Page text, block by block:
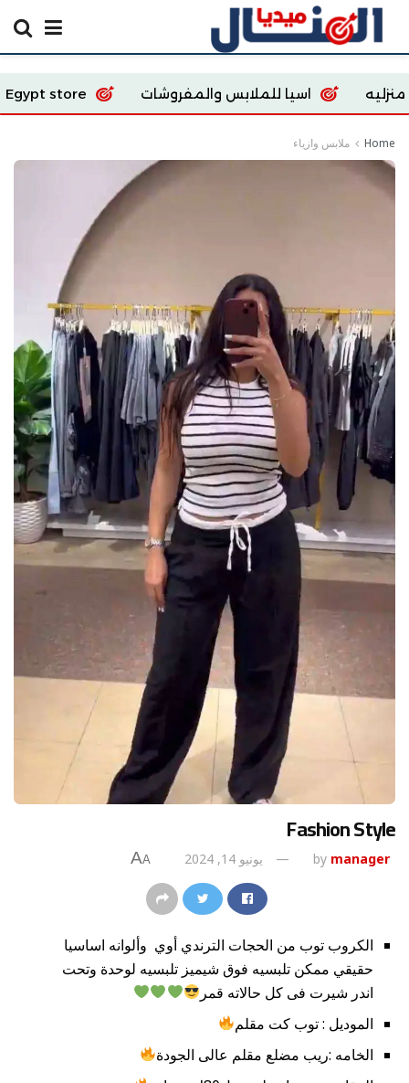
للملابس والمفروشات Ecoway Egypt store
Home ملابس وازياء
Fashion Style
by manager يونيو 14, 2024 A
A
الكروب توب من الحجات الترندي أوي وألوانه اساسيا
حقيقي ممكن تلبسيه فوق شيميز تلبسيه لوحدة وتحت
اندر شيرت فى كل حالاته قمر
الموديل : توب كت مقلم
الخامه :ريب مضلع مقلم عالى الجودة